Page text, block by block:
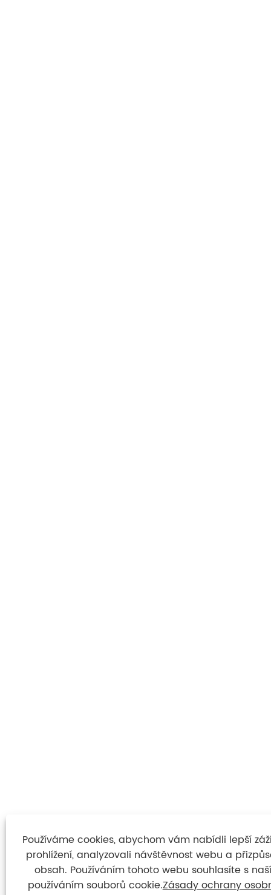
Používáme cookies, abychom vám nabídli lepší
prohlížení, analyzovali návštěvnost webu a
obsah. Používáním tohoto webu souhlasíte s
používáním souborů cookie.Zásady ochrany